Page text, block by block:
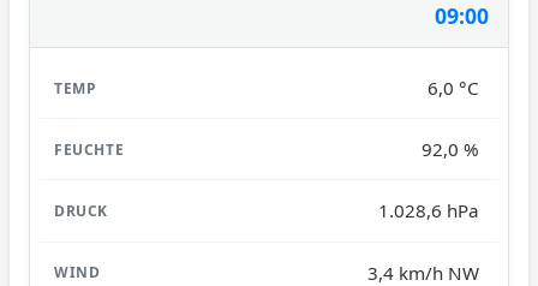
09:00
6,0 °C
92,0 %
1.028,6 hPa
3,4 km/h NW